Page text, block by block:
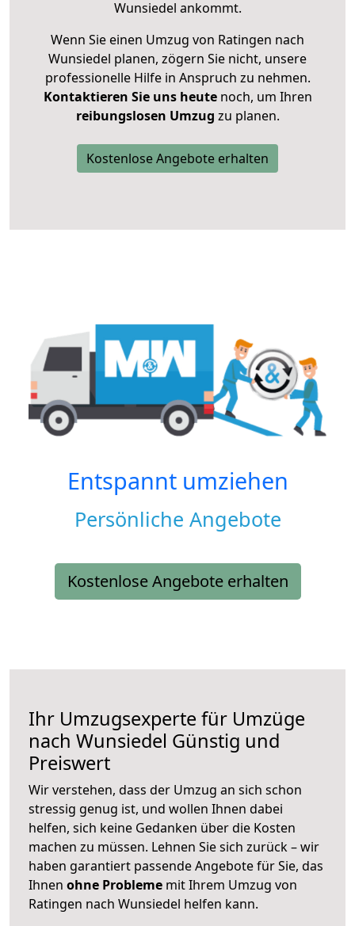
Wunsiedel ankommt.
Wenn Sie einen Umzug von Ratingen nach
Wunsiedel planen, zögern Sie nicht, unsere
professionelle Hilfe in Anspruch zu nehmen.
Kontaktieren Sie uns heutenoch, um Ihren
reibungslosen Umzug zu planen.
Kostenlose Angebote erhalten
Entspannt umziehen
Persönliche Angebote
Kostenlose Angebote erhalten
Ihr Umzugsexperte für Umzüge
nach Wunsiedel Günstig und
Preiswert
Wir verstehen, dass der Umzug an sich schon
stressig genug ist, und wollen Ihnen dabei
helfen, sich keine Gedanken über die Kosten
machen zu müssen. Lehnen Sie sich zurück – wir
haben garantiert passende Angebote für Sie, das
Ihnen ohne Probleme mit Ihrem Umzug von
Ratingen nach Wunsiedel helfen kann.